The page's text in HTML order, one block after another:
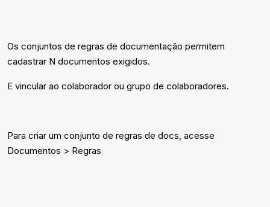
Os conjuntos de regras de documentação permitem
cadastrar N documentos exigidos.
E vincular ao colaborador ou grupo de colaboradores.
Para criar um conjunto de regras de docs, acesse
Documentos > Regras